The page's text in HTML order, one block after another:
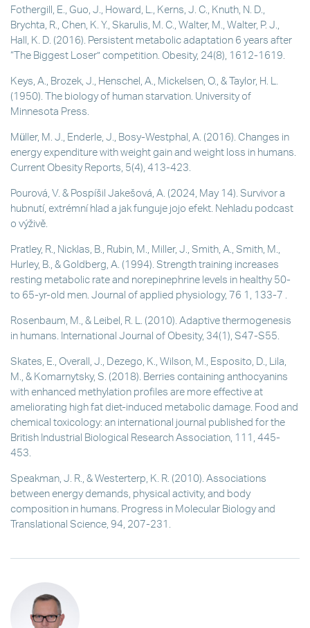
Fothergill, E., Guo, J., Howard, L., Kerns, J. C., Knuth, N. D.,
Brychta, R., Chen, K. Y., Skarulis, M. C., Walter, M., Walter, P. J.,
Hall, K. D. (2016). Persistent metabolic adaptation 6 years after
“The Biggest Loser” competition. Obesity, 24(8), 1612-1619.
Keys, A., Brozek, J., Henschel, A., Mickelsen, O., & Taylor, H. L.
(1950). The biology of human starvation. University of
Minnesota Press.
Müller, M. J., Enderle, J., Bosy-Westphal, A. (2016). Changes in
energy expenditure with weight gain and weight loss in humans.
Current Obesity Reports, 5(4), 413-423.
Pourová, V. & Pospíšil Jakešová, A. (2024, May 14). Survivor a
hubnutí, extrémní hlad a jak funguje jojo efekt. Nehladu podcast
o výživě.
Pratley, R., Nicklas, B., Rubin, M., Miller, J., Smith, A., Smith, M.,
Hurley, B., & Goldberg, A. (1994). Strength training increases
resting metabolic rate and norepinephrine levels in healthy 50-
to 65-yr-old men. Journal of applied physiology, 76 1, 133-7 .
Rosenbaum, M., & Leibel, R. L. (2010). Adaptive thermogenesis
in humans. International Journal of Obesity, 34(1), S47-S55.
Skates, E., Overall, J., Dezego, K., Wilson, M., Esposito, D., Lila,
M., & Komarnytsky, S. (2018). Berries containing anthocyanins
with enhanced methylation profiles are more effective at
ameliorating high fat diet-induced metabolic damage. Food and
chemical toxicology: an international journal published for the
British Industrial Biological Research Association, 111, 445-
453.
Speakman, J. R., & Westerterp, K. R. (2010). Associations
between energy demands, physical activity, and body
composition in humans. Progress in Molecular Biology and
Translational Science, 94, 207-231.